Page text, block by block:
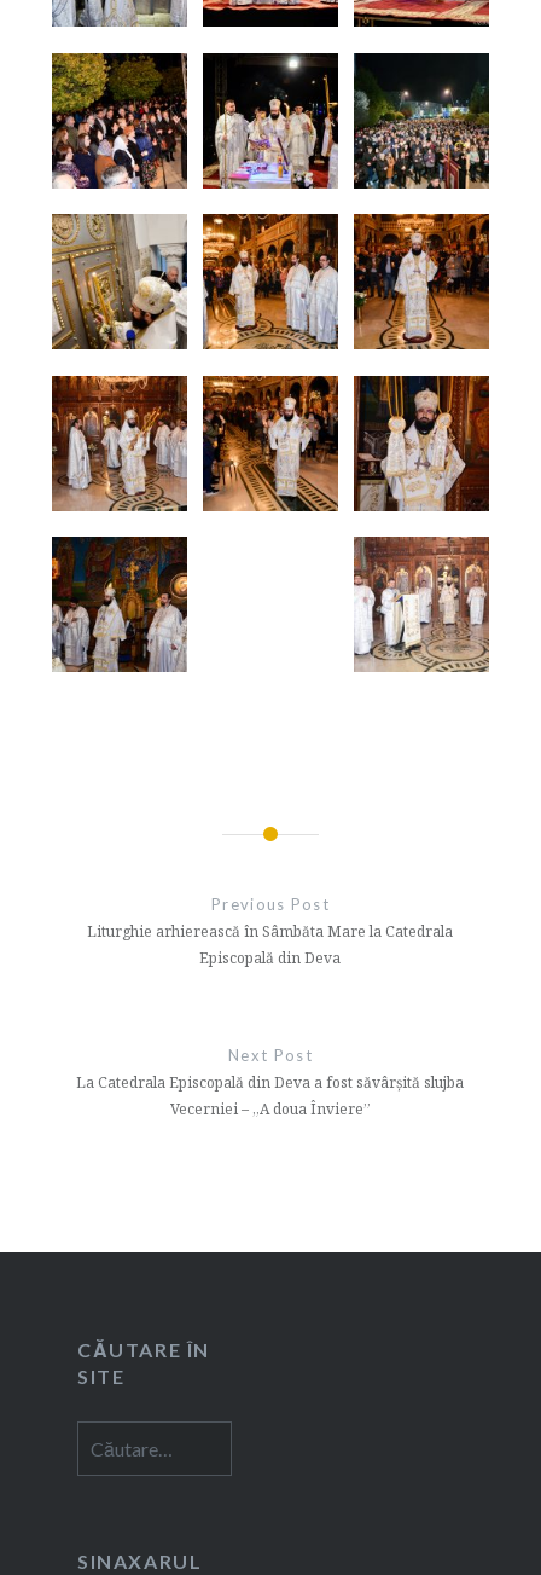
articole
Previous Post
Liturghie arhierească în Sâmbăta Mare la Catedrala
Episcopală din Deva
Next Post
La Catedrala Episcopală din Deva a fost săvârșită slujba
Vecerniei – „A doua Înviere”
CĂUTARE ÎN
SITE
după:
SINAXARUL